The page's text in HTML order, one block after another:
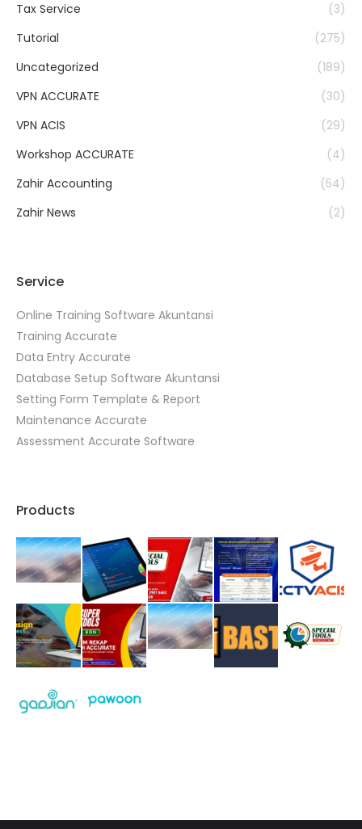
Tax Service
(3)
Tutorial
(275)
Uncategorized
(189)
VPN ACCURATE
(30)
VPN ACIS
(29)
Workshop ACCURATE
(4)
Zahir Accounting
(54)
Zahir News
(2)
Service
Online Training Software Akuntansi
Training Accurate
Data Entry Accurate
Database Setup Software Akuntansi
Setting Form Template & Report
Maintenance Accurate
Assessment Accurate Software
Products